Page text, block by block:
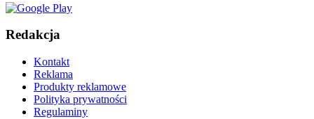
Redakcja
Kontakt
Reklama
Produkty reklamowe
Polityka prywatności
Regulaminy